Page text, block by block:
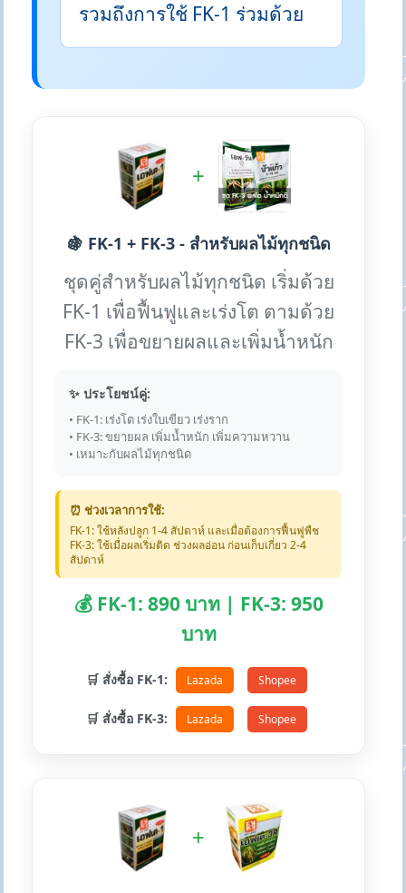
รวมถึงการใช้ FK-1 ร่วมด้วย
+
🍇 FK-1 + FK-3 - สำหรับผลไม้ทุกชนิด
ชุดคู่สำหรับผลไม้ทุกชนิด เริ่มด้วย
FK-1 เพื่อฟื้นฟูและเร่งโต ตามด้วย
FK-3 เพื่อขยายผลและเพิ่มน้ำหนัก
✨ ประโยชน์คู่:
• FK-1: เร่งโต เร่งใบเขียว เร่งราก
• FK-3: ขยายผล เพิ่มน้ำหนัก เพิ่มความหวาน
• เหมาะกับผลไม้ทุกชนิด
⏰ ช่วงเวลาการใช้:
FK-1: ใช้หลังปลูก 1-4 สัปดาห์ และเมื่อต้องการฟื้นฟูพืช
FK-3: ใช้เมื่อผลเริ่มติด ช่วงผลอ่อน ก่อนเก็บเกี่ยว 2-4
สัปดาห์
💰 FK-1: 890 บาท | FK-3: 950
บาท
🛒 สั่งซื้อ FK-1: Lazada Shopee
🛒 สั่งซื้อ FK-3: Lazada Shopee
+